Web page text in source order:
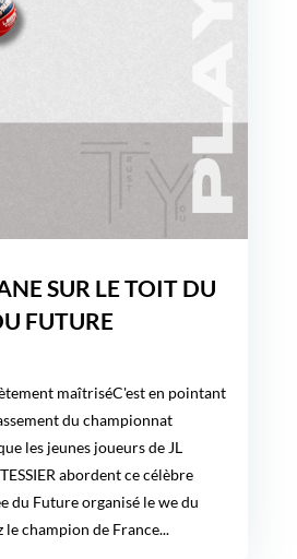
SUR LE TOIT DU
FUTURE
maîtriséC'est en pointant
du championnat
les jeunes joueurs de JL
abordent ce célèbre
du Future organisé le we du
champion de France...